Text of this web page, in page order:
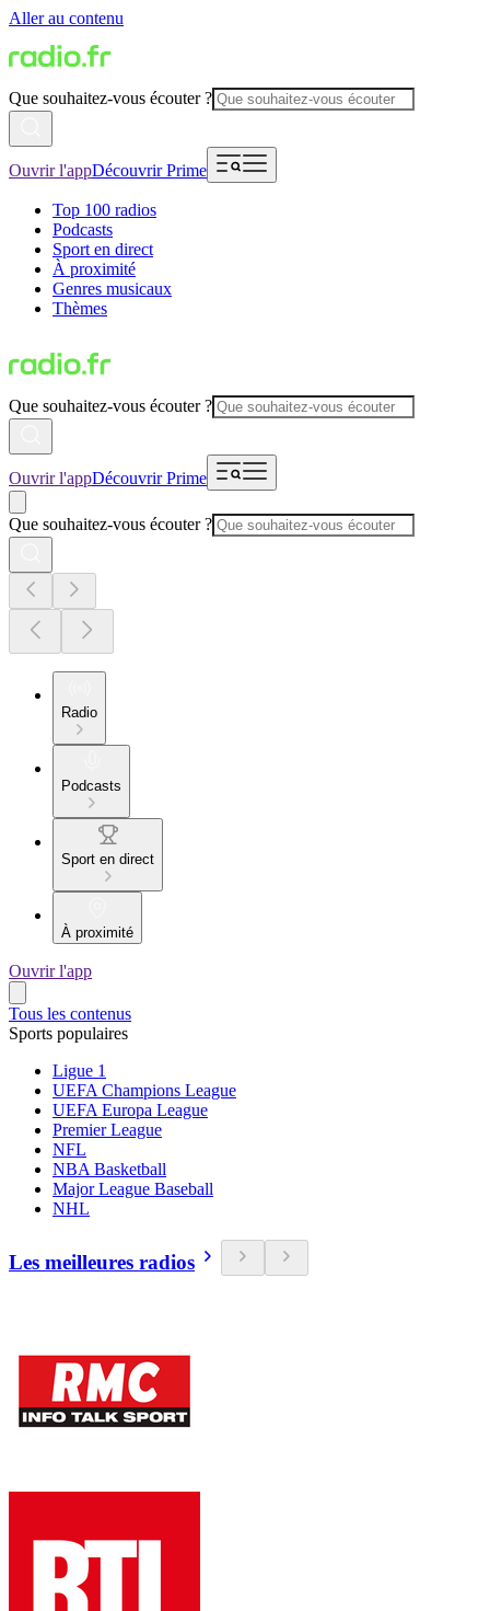
Aller au contenu
Que souhaitez-vous écouter ?
Ouvrir l'appDécouvrir Prime
Top 100 radios
Podcasts
Sport en direct
À proximité
Genres musicaux
Thèmes
Que souhaitez-vous écouter ?
Ouvrir l'appDécouvrir Prime
Que souhaitez-vous écouter ?
Radio
Podcasts
Sport en direct
À proximité
Ouvrir l'app
Tous les contenus
Sports populaires
Ligue 1
UEFA Champions League
UEFA Europa League
Premier League
NFL
NBA Basketball
Major League Baseball
NHL
Les meilleures radios